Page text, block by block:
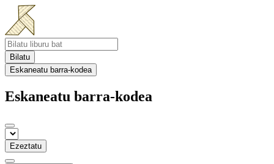
Bilatu
Eskaneatu barra-kodea
Eskaneatu barra-kodea
Ezeztatu